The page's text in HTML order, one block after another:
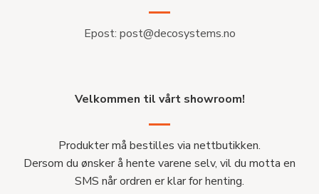
Epost: post@decosystems.no
Velkommen til vårt showroom!
Produkter må bestilles via nettbutikken.
Dersom du ønsker å hente varene selv, vil du motta en
SMS når ordren er klar for henting.